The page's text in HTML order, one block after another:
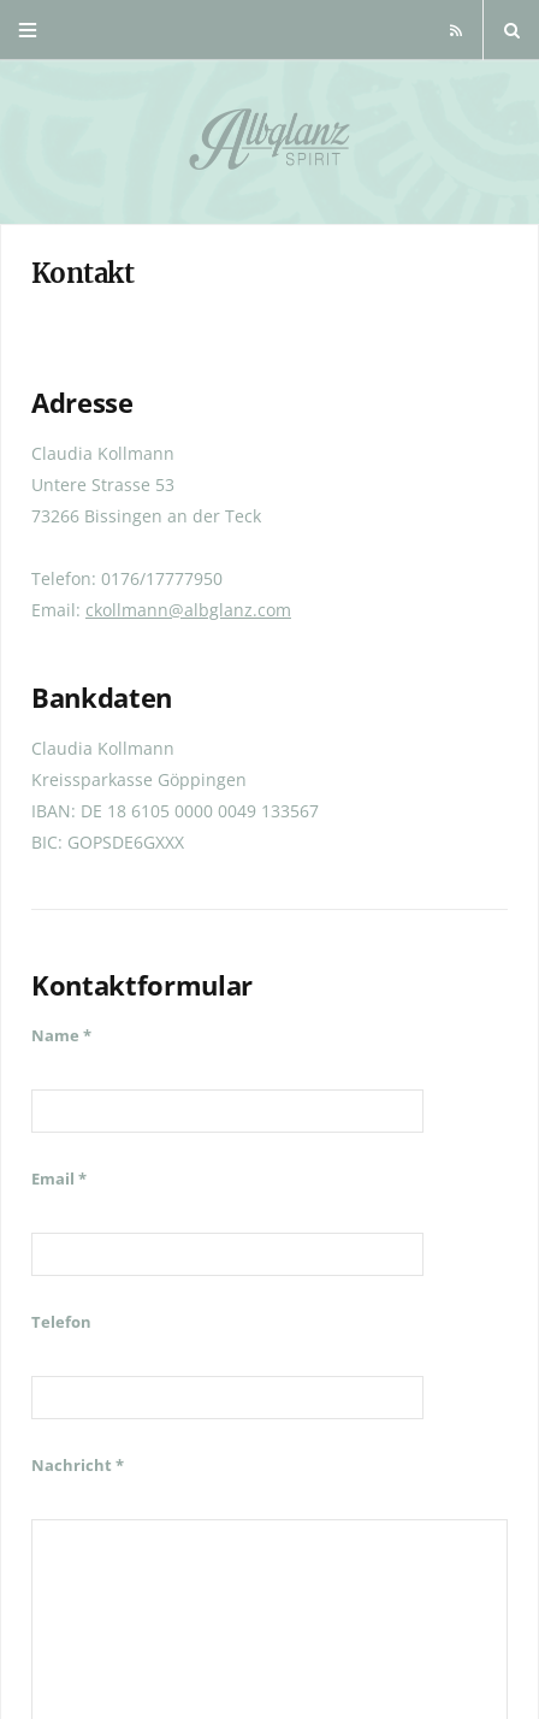
R
Kontakt
Adresse
Claudia Kollmann
Untere Strasse 53
73266 Bissingen an der Teck
Telefon: 0176/17777950
Email: ckollmann@albglanz.com
Bankdaten
Claudia Kollmann
Kreissparkasse Göppingen
IBAN: DE 18 6105 0000 0049 133567
BIC: GOPSDE6GXXX
Kontaktformular
Name *
Email *
Telefon
Nachricht *